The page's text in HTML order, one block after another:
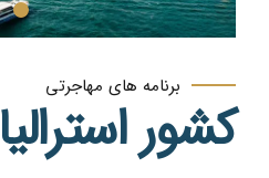
برنامه های مهاجرتی
کشور استرالیا